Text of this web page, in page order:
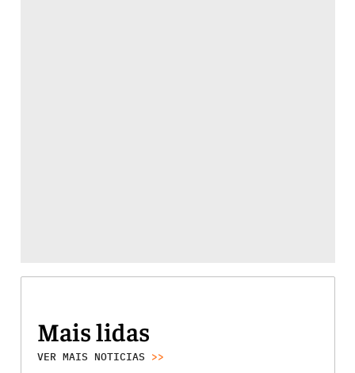
Mais lidas
VER MAIS NOTICIAS >>